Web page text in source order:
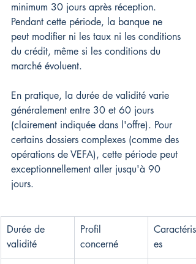
minimum 30 jours après réception.
Pendant cette période, la banque ne
peut modifier ni les taux ni les conditions
du crédit, même si les conditions du
marché évoluent.
En pratique, la durée de validité varie
généralement entre 30 et 60 jours
(clairement indiquée dans l'offre). Pour
certains dossiers complexes (comme des
opérations de VEFA), cette période peut
exceptionnellement aller jusqu'à 90
jours.
Durée de
validité
Profil
concerné
es